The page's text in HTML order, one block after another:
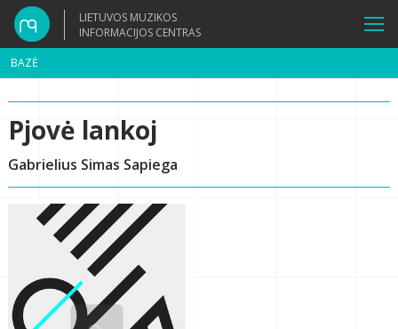
LIETUVOS MUZIKOS
INFORMACIJOS CENTRAS
BAZĖ
Pjovė lankoj
Gabrielius Simas Sapiega